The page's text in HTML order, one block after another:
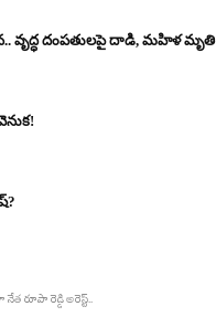
వృద్ధ దంపతులపై దాడి, మహిళ మృతి